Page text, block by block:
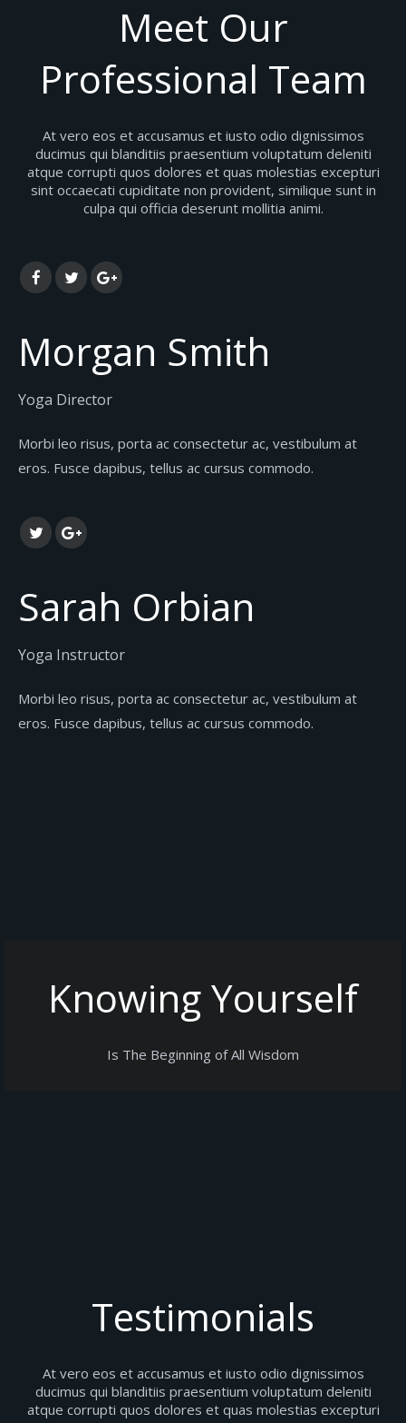
Meet Our
Professional Team
At vero eos et accusamus et iusto odio dignissimos
ducimus qui blanditiis praesentium voluptatum deleniti
atque corrupti quos dolores et quas molestias excepturi
sint occaecati cupiditate non provident, similique sunt in
culpa qui officia deserunt mollitia animi.
Morgan Smith
Yoga Director
Morbi leo risus, porta ac consectetur ac, vestibulum at
eros. Fusce dapibus, tellus ac cursus commodo.
Sarah Orbian
Yoga Instructor
Morbi leo risus, porta ac consectetur ac, vestibulum at
eros. Fusce dapibus, tellus ac cursus commodo.
Knowing Yourself
Is The Beginning of All Wisdom
Testimonials
At vero eos et accusamus et iusto odio dignissimos
ducimus qui blanditiis praesentium voluptatum deleniti
atque corrupti quos dolores et quas molestias excepturi